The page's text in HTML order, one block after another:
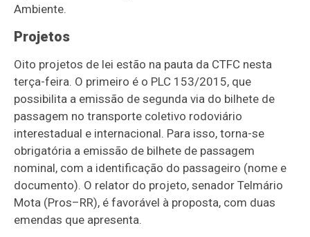
Ambiente.
Projetos
Oito projetos de lei estão na pauta da CTFC nesta
terça-feira. O primeiro é o PLC 153/2015, que
possibilita a emissão de segunda via do bilhete de
passagem no transporte coletivo rodoviário
interestadual e internacional. Para isso, torna-se
obrigatória a emissão de bilhete de passagem
nominal, com a identificação do passageiro (nome e
documento). O relator do projeto, senador Telmário
Mota (Pros–RR), é favorável à proposta, com duas
emendas que apresenta.